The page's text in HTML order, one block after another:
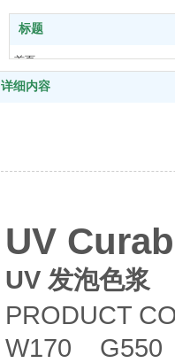
标题
首页
关于我们
详细内容
UV
UV 发泡色浆
PRODUCT
W170